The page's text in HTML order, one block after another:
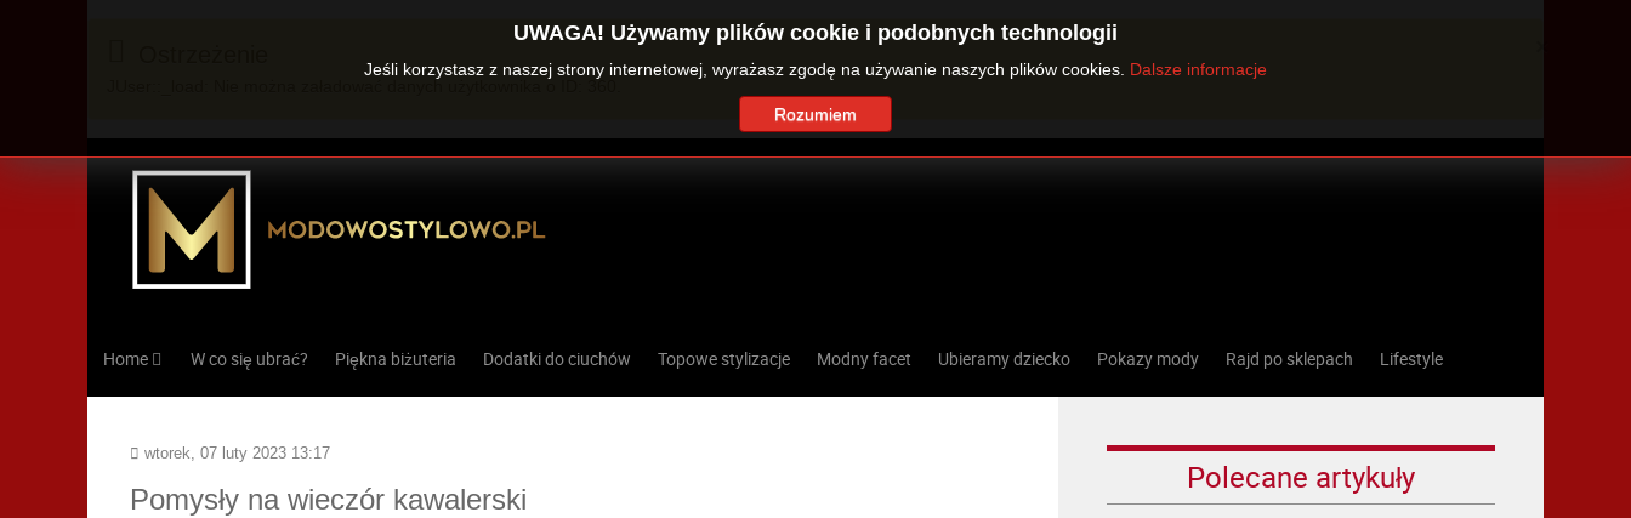
Home W co się ubrać? Piękna biżuteria Dodatki do ciuchów Topowe stylizacje Modny facet Ubieramy dziecko Pokazy mody Rajd po sklepach Lifestyle
wtorek, 07 luty 2023 13:17
Pomysły na wieczór kawalerski
Polecane artykuły
UWAGA! Używamy plików cookie i podobnych technologii
Jeśli korzystasz z naszej strony internetowej, wyrażasz zgodę na używanie naszych plików cookies. Dalsze informacje
Rozumiem